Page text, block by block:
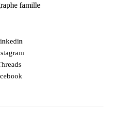
famille